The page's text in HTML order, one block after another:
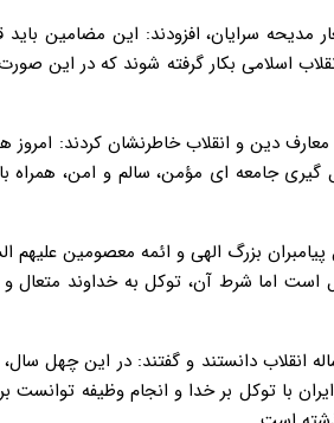
مدیحه سرایان، افزودند: این مضامین باید
اسلامی بکار گرفته شوند که در این
دین و انقلاب خاطرنشان کردند:
جامعه ای مؤمن، سالم و امن، همراه
بزرگ الهی و ائمه معصومین علیهم
اما شرط آن، توکل به خداوند متعال و
دانستند و گفتند: در این چهل سال،
با توکل بر خدا و انجام وظیفه توانست